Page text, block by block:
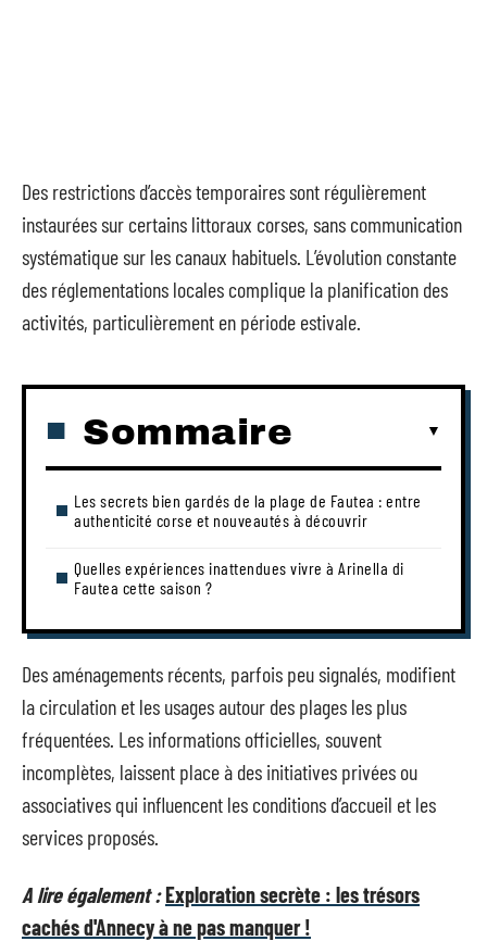
Des restrictions d’accès temporaires sont régulièrement
instaurées sur certains littoraux corses, sans communication
systématique sur les canaux habituels. L’évolution constante
des réglementations locales complique la planification des
activités, particulièrement en période estivale.
Sommaire
Les secrets bien gardés de la plage de Fautea : entre
authenticité corse et nouveautés à découvrir
Quelles expériences inattendues vivre à Arinella di
Fautea cette saison ?
Des aménagements récents, parfois peu signalés, modifient
la circulation et les usages autour des plages les plus
fréquentées. Les informations officielles, souvent
incomplètes, laissent place à des initiatives privées ou
associatives qui influencent les conditions d’accueil et les
services proposés.
A lire également :Exploration secrète : les trésors
cachés d'Annecy à ne pas manquer !